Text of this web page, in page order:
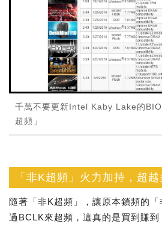
千萬不要更新Intel Kaby Lake的
超頻」
「非K超頻」火力加持，超越
隨著「非K超頻」，讓原本鎖頻的
過BCLK來超頻，這真的是買到賺